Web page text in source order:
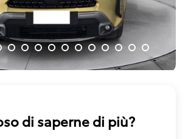
di saperne di più?